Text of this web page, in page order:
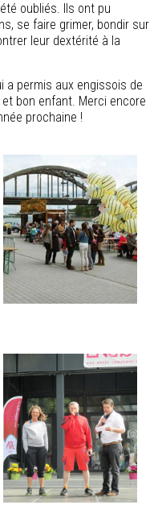
oubliés. Ils ont pu
se faire grimer, bondir sur
leur dextérité à la
a permis aux engissois de
bon enfant. Merci encore
prochaine !